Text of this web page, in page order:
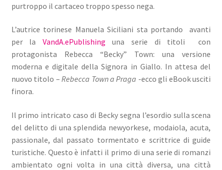
purtroppo il cartaceo troppo spesso nega.
L’autrice torinese Manuela Siciliani sta portando avanti
per la VandA.ePublishing una serie di titoli con
protagonista Rebecca “Becky” Town: una versione
moderna e digitale della Signora in Giallo. In attesa del
nuovo titolo –Rebecca Town a Praga -ecco gli eBook usciti
finora.
Il primo intricato caso di Becky segna l’esordio sulla scena
del delitto di una splendida newyorkese, modaiola, acuta,
passionale, dal passato tormentato e scrittrice di guide
turistiche. Questo è infatti il primo di una serie di romanzi
ambientato ogni volta in una città diversa, una città